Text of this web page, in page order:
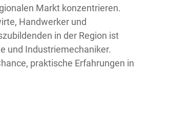
Markt konzentrieren.
Handwerker und
in der Region ist
und Industriemechaniker.
praktische Erfahrungen in